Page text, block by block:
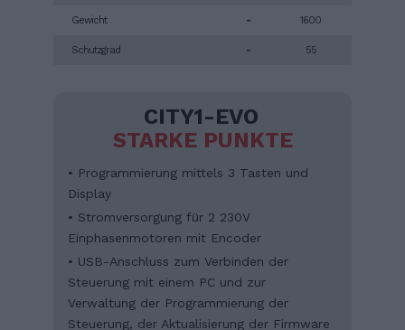
Gewicht
Schutzgrad
-
-
1600
55
CITY1-EVO
STARKE PUNKTE
• Programmierung mittels 3 Tasten und
Display
• Stromversorgung für 2 230V
Einphasenmotoren mit Encoder
• USB-Anschluss zum Verbinden der
Steuerung mit einem PC und zur
Verwaltung der Programmierung der
Steuerung, der Aktualisierung der Firmware